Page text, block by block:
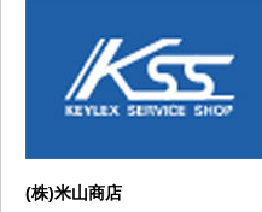
(株)米山商店